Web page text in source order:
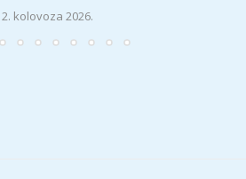
2. kolovoza 2026.